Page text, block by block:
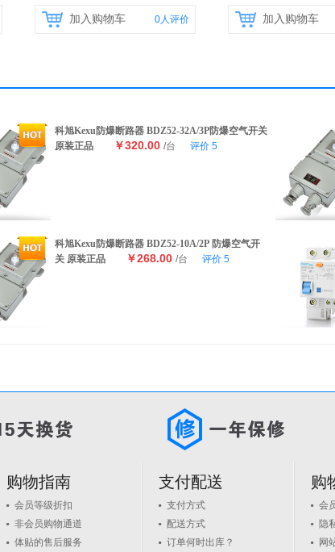
加入购物车 0人评价 加入购物车
科旭Kexu防爆断路器 BDZ52-32A/3P防爆空气开关
原装正品
￥320.00 /台 评价 5
科旭Kexu防爆断路器 BDZ52-10A/2P 防爆空气开
关 原装正品
￥268.00 /台 评价 5
购物指南
会员等级折扣
非会员购物通道
体贴的售后服务
支付配送
支付方式
配送方式
订单何时出库？
购
会
隐
网